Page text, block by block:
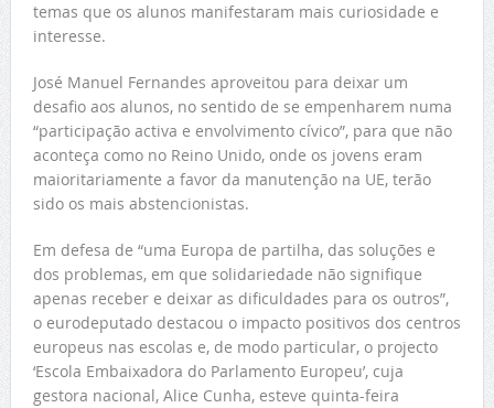
temas que os alunos manifestaram mais curiosidade e
interesse.
José Manuel Fernandes aproveitou para deixar um
desafio aos alunos, no sentido de se empenharem numa
“participação activa e envolvimento cívico”, para que não
aconteça como no Reino Unido, onde os jovens eram
maioritariamente a favor da manutenção na UE, terão
sido os mais abstencionistas.
Em defesa de “uma Europa de partilha, das soluções e
dos problemas, em que solidariedade não signifique
apenas receber e deixar as dificuldades para os outros”,
o eurodeputado destacou o impacto positivos dos centros
europeus nas escolas e, de modo particular, o projecto
‘Escola Embaixadora do Parlamento Europeu’, cuja
gestora nacional, Alice Cunha, esteve quinta-feira